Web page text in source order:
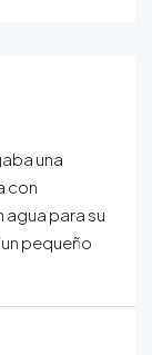
una
con
para su
pequeño